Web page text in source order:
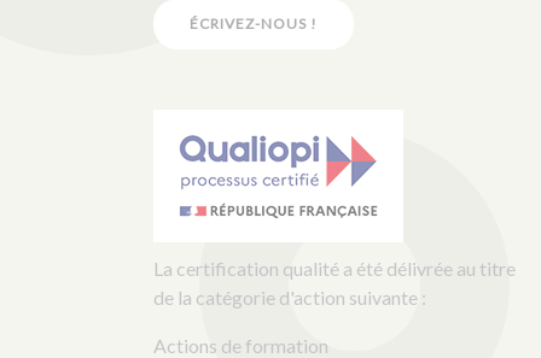
ÉCRIVEZ-NOUS !
La certification qualité a été délivrée au titre
de la catégorie d'action suivante :
Actions de formation